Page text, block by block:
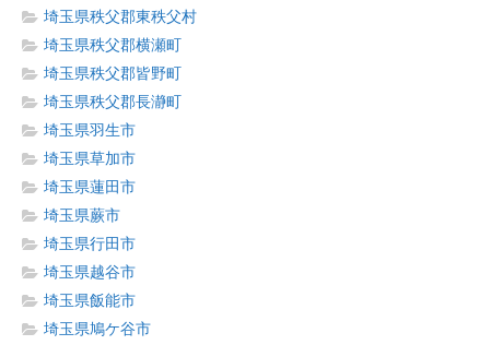
埼玉県秩父郡東秩父村
埼玉県秩父郡横瀬町
埼玉県秩父郡皆野町
埼玉県秩父郡長瀞町
埼玉県羽生市
埼玉県草加市
埼玉県蓮田市
埼玉県蕨市
埼玉県行田市
埼玉県越谷市
埼玉県飯能市
埼玉県鳩ケ谷市